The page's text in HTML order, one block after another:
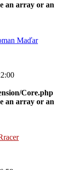
an array or an
Maďar
Core.php
an array or an